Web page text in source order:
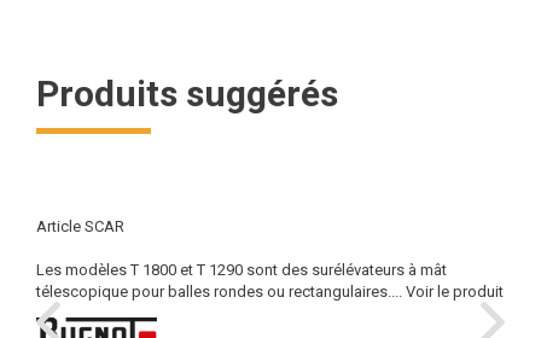
Produits suggérés
Article SCAR
Les modèles T 1800 et T 1290 sont des surélévateurs à mât
télescopique pour balles rondes ou rectangulaires.... Voir le produit